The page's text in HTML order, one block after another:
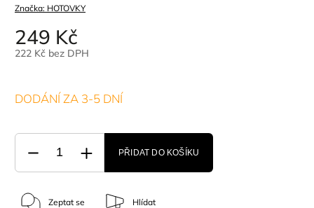
Značka: HOTOVKY
249 Kč
222 Kč bez DPH
DODÁNÍ ZA 3-5 DNÍ
PŘIDAT DO KOŠÍKU
Zeptat se Hlídat